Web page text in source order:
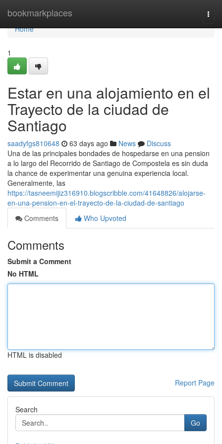
bookmarkplaces
Home
Home
1
Estar en una alojamiento en el
Trayecto de la ciudad de
Santiago
saadyfgs810648 63 days ago News
Discuss
Una de las principales bondades de hospedarse en una pension
a lo largo del Recorrido de Santiago de Compostela es sin duda
la chance de experimentar una genuina experiencia local.
Generalmente, las
https://tasneemijiz316910.blogscribble.com/41648826/alojarse-
en-una-pension-en-el-trayecto-de-la-ciudad-de-santiago
Comments
Who Upvoted
Comments
Submit a Comment
No HTML
HTML is disabled
Report Page
Search
Go